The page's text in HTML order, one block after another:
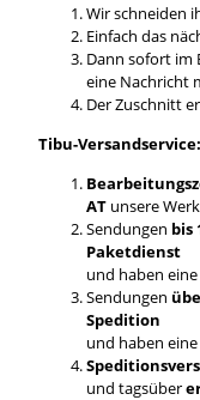
Wir schneiden
Einfach das
Dann sofort im
eine Nachricht
Der Zuschnitt
Tibu-Versandservice:
AT unsere
Sendungen bis
Paketdienst
und haben
Sendungen
Spedition
und haben
und tagsüber